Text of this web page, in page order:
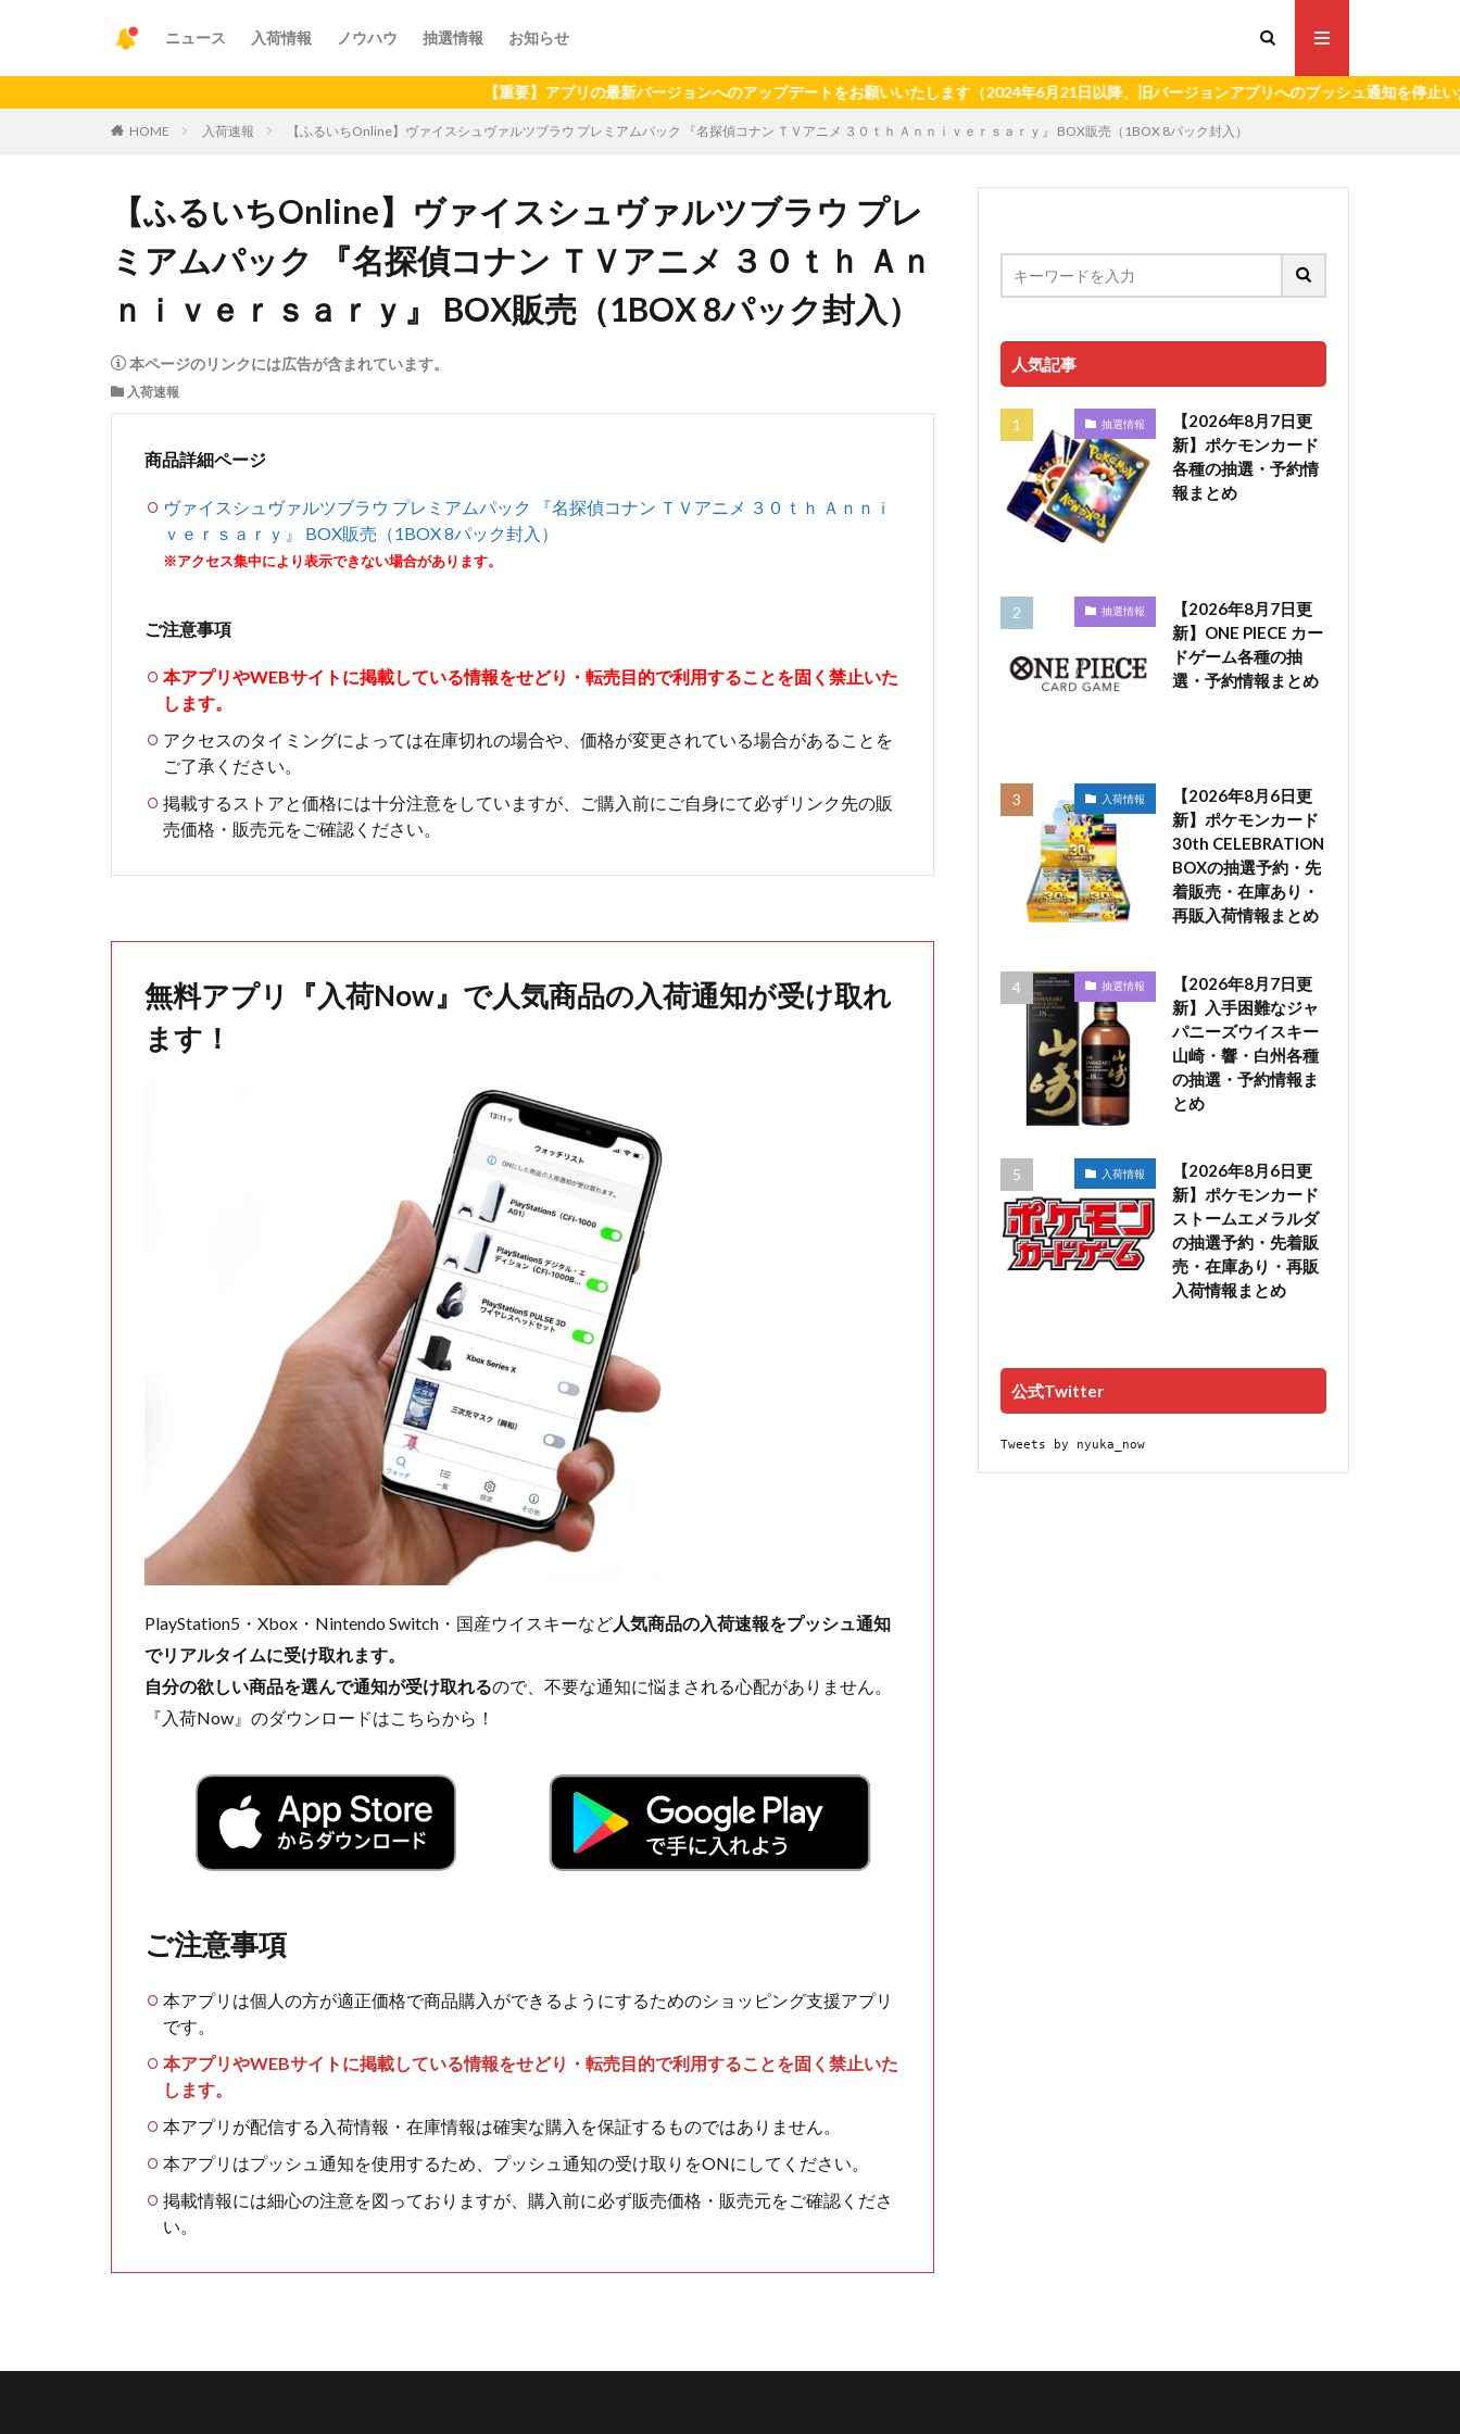
ニュース 入荷情報 ノウハウ 抽選情報 お知らせ
【重要】アプリの最新バージョンへのアップデートをお願いいたします（2024年6月21日以降、旧バージョンアプリへのプッシュ通知を停止いたしま
HOME 入荷速報 【ふるいちOnline】ヴァイスシュヴァルツブラウ プレミアムパック 『名探偵コナン ＴＶアニメ ３０ｔｈ Ａｎｎｉｖｅｒｓａｒｙ』 BOX販売（1BOX 8パック封入）
【ふるいちOnline】ヴァイスシュヴァルツブラウ プレ
ミアムパック 『名探偵コナン ＴＶアニメ ３０ｔｈ Ａｎ
ｎｉｖｅｒｓａｒｙ』 BOX販売（1BOX 8パック封入）
本ページのリンクには広告が含まれています。
入荷速報
商品詳細ページ
ヴァイスシュヴァルツブラウ プレミアムパック 『名探偵コナン ＴＶアニメ ３０ｔｈ Ａｎｎｉ
ｖｅｒｓａｒｙ』 BOX販売（1BOX 8パック封入）
※アクセス集中により表示できない場合があります。
ご注意事項
本アプリやWEBサイトに掲載している情報をせどり・転売目的で利用することを固く禁止いた
します。
アクセスのタイミングによっては在庫切れの場合や、価格が変更されている場合があることを
ご了承ください。
掲載するストアと価格には十分注意をしていますが、ご購入前にご自身にて必ずリンク先の販
売価格・販売元をご確認ください。
無料アプリ『入荷Now』で人気商品の入荷通知が受け取れ
ます！
PlayStation5・Xbox・Nintendo Switch・国産ウイスキーなど人気商品の入荷速報をプッシュ通知
でリアルタイムに受け取れます。
自分の欲しい商品を選んで通知が受け取れるので、不要な通知に悩まされる心配がありません。
『入荷Now』のダウンロードはこちらから！
ご注意事項
本アプリは個人の方が適正価格で商品購入ができるようにするためのショッピング支援アプリ
です。
本アプリやWEBサイトに掲載している情報をせどり・転売目的で利用することを固く禁止いた
します。
本アプリが配信する入荷情報・在庫情報は確実な購入を保証するものではありません。
本アプリはプッシュ通知を使用するため、プッシュ通知の受け取りをONにしてください。
掲載情報には細心の注意を図っておりますが、購入前に必ず販売価格・販売元をご確認くださ
い。
人気記事
抽選情報
【2026年8月7日更
新】ポケモンカード
各種の抽選・予約情
報まとめ
抽選情報
【2026年8月7日更
新】ONE PIECE カー
ドゲーム各種の抽
選・予約情報まとめ
入荷情報
【2026年8月6日更
新】ポケモンカード
30th CELEBRATION
BOXの抽選予約・先
着販売・在庫あり・
再販入荷情報まとめ
抽選情報
【2026年8月7日更
新】入手困難なジャ
パニーズウイスキー
山崎・響・白州各種
の抽選・予約情報ま
とめ
入荷情報
【2026年8月6日更
新】ポケモンカード
ストームエメラルダ
の抽選予約・先着販
売・在庫あり・再販
入荷情報まとめ
公式Twitter
Tweets by nyuka_now